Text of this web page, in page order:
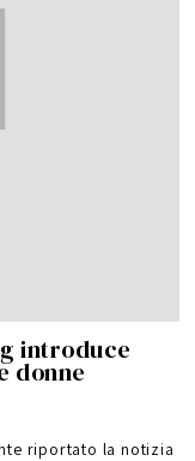
introduce
donne
riportato la notizia